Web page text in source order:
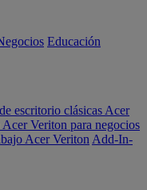
Educación
escritorio clásicas Acer
Veriton para negocios
Acer Veriton Add-In-